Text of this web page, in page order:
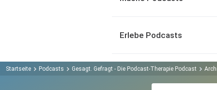
Erlebe Podcasts
Startseite Podcasts Gesagt. Gefragt - Die Podcast-Therapie Podcast